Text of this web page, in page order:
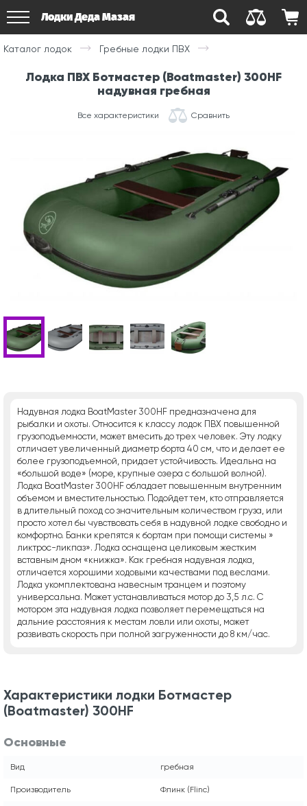
Лодки Деда Мазая
Каталог лодок Гребные лодки ПВХ
Лодка ПВХ Ботмастер (Boatmaster) 300HF
надувная гребная
Все характеристики Сравнить
Надувная лодка BoatMaster 300HF предназначена для
рыбалки и охоты. Относится к классу лодок ПВХ повышенной
грузоподъемности, может вмесить до трех человек. Эту лодку
отличает увеличенный диаметр борта 40 см, что и делает ее
более грузоподъемной, придает устойчивость. Идеальна на
«большой воде» (море, крупные озера с большой волной).
Лодка BoatMaster 300HF обладает повышенным внутренним
объемом и вместительностью. Подойдет тем, кто отправляется
в длительный поход со значительным количеством груза, или
просто хотел бы чувствовать себя в надувной лодке свободно и
комфортно. Банки крепятся к бортам при помощи системы »
ликтрос-ликпаз». Лодка оснащена целиковым жестким
вставным дном «книжка». Как гребная надувная лодка,
отличается хорошими ходовыми качествами под веслами.
Лодка укомплектована навесным транцем и поэтому
универсальна. Может устанавливаться мотор до 3,5 л.с. С
мотором эта надувная лодка позволяет перемещаться на
дальние расстояния к местам ловли или охоты, может
развивать скорость при полной загруженности до 8 км/час.
Характеристики лодки Ботмастер
(Boatmaster) 300HF
Основные
Вид гребная
Производитель Флинк (Flinc)